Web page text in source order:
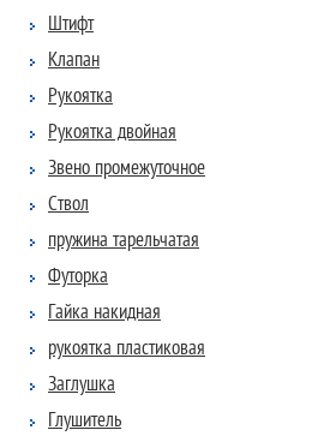
Штифт
Клапан
Рукоятка
Рукоятка двойная
Звено промежуточное
Ствол
пружина тарельчатая
Футорка
Гайка накидная
рукоятка пластиковая
Заглушка
Глушитель